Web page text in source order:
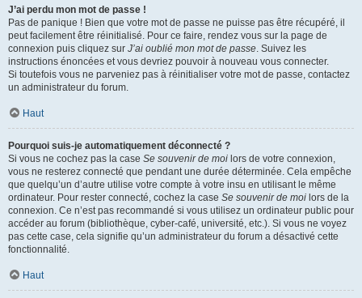
J’ai perdu mon mot de passe !
Pas de panique ! Bien que votre mot de passe ne puisse pas être récupéré, il
peut facilement être réinitialisé. Pour ce faire, rendez vous sur la page de
connexion puis cliquez sur J’ai oublié mon mot de passe. Suivez les
instructions énoncées et vous devriez pouvoir à nouveau vous connecter.
Si toutefois vous ne parveniez pas à réinitialiser votre mot de passe, contactez
un administrateur du forum.
Haut
Pourquoi suis-je automatiquement déconnecté ?
Si vous ne cochez pas la case Se souvenir de moi lors de votre connexion,
vous ne resterez connecté que pendant une durée déterminée. Cela empêche
que quelqu’un d’autre utilise votre compte à votre insu en utilisant le même
ordinateur. Pour rester connecté, cochez la case Se souvenir de moi lors de la
connexion. Ce n’est pas recommandé si vous utilisez un ordinateur public pour
accéder au forum (bibliothèque, cyber-café, université, etc.). Si vous ne voyez
pas cette case, cela signifie qu’un administrateur du forum a désactivé cette
fonctionnalité.
Haut